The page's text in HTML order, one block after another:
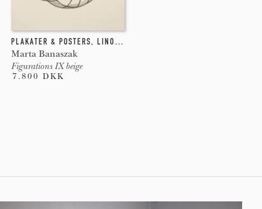
PLAKATER & POSTERS, LINOLEUMSTRYK
Marta Banaszak
Figurations IX beige
7.800 DKK